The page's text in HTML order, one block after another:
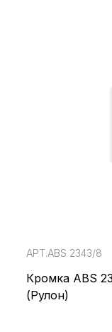
АРТ.ABS 2343/8
Кромка ABS
(Рулон)